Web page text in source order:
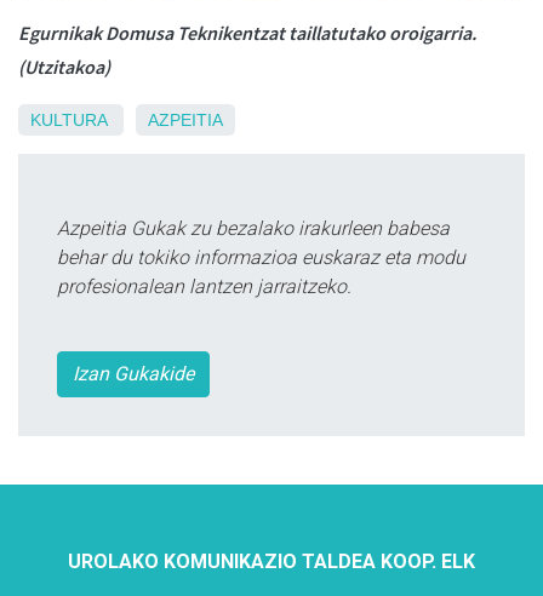
Egurnikak Domusa Teknikentzat taillatutako oroigarria.
(Utzitakoa)
KULTURA AZPEITIA
Azpeitia Gukak zu bezalako irakurleen babesa
behar du tokiko informazioa euskaraz eta modu
profesionalean lantzen jarraitzeko.
Izan Gukakide
UROLAKO KOMUNIKAZIO TALDEA KOOP. ELK